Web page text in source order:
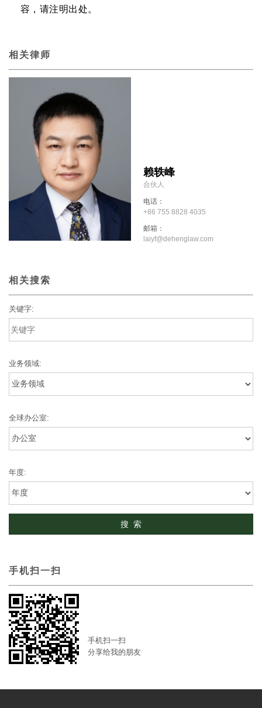
容，请注明出处。
相关律师
赖轶峰
合伙人
电话：
+86 755 8828 4035
邮箱：
laiyf@dehenglaw.com
相关搜索
关键字:
业务领域:
全球办公室:
年度:
手机扫一扫
手机扫一扫
分享给我的朋友